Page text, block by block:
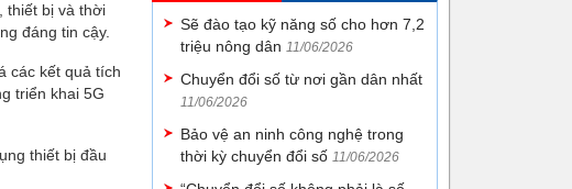
thiết bị và thời
đáng tin cậy.
các kết quả tích
triển khai 5G
thiết bị đầu
Sẽ đào tạo kỹ năng số cho hơn 7,2
triệu nông dân 11/06/2026
Chuyển đổi số từ nơi gần dân nhất
11/06/2026
Bảo vệ an ninh công nghệ trong
thời kỳ chuyển đổi số 11/06/2026